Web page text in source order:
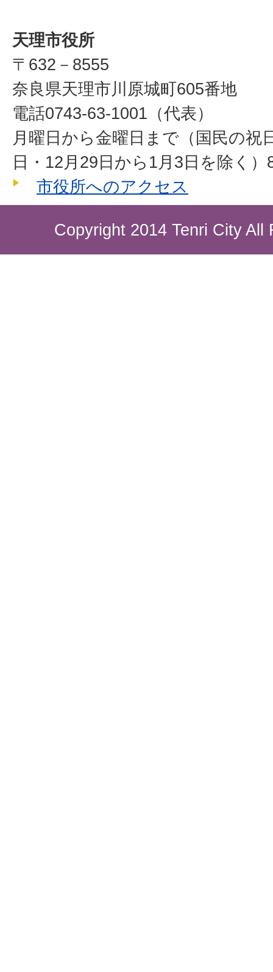
天理市役所
〒632－8555
奈良県天理市川原城町605番地
電話0743-63-1001（代表）
月曜日から金曜日まで（国民の祝
日・12月29日から1月3日を除く
市役所へのアクセス
Copyright 2014 Tenri City All